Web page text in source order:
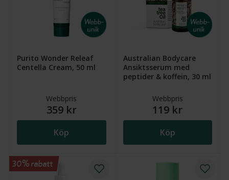
Purito Wonder Releaf
Centella Cream, 50 ml
Webbpris
359 kr
Köp
Australian Bodycare
Ansiktsserum med
peptider & koffein, 30 ml
Webbpris
119 kr
Köp
30% rabatt